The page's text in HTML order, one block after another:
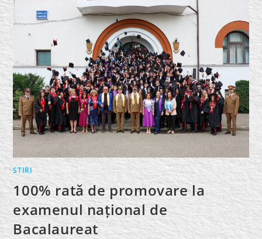
MERITUOȘI
STIRI
100% rată de promovare la
examenul național de
Bacalaureat